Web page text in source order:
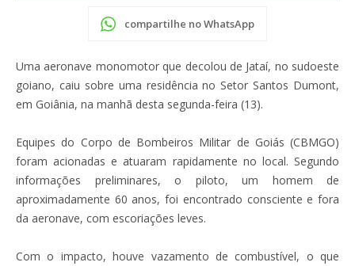
compartilhe no WhatsApp
Uma aeronave monomotor que decolou de Jataí, no sudoeste
goiano, caiu sobre uma residência no Setor Santos Dumont,
em Goiânia, na manhã desta segunda-feira (13).
Equipes do Corpo de Bombeiros Militar de Goiás (CBMGO)
foram acionadas e atuaram rapidamente no local. Segundo
informações preliminares, o piloto, um homem de
aproximadamente 60 anos, foi encontrado consciente e fora
da aeronave, com escoriações leves.
Com o impacto, houve vazamento de combustível, o que